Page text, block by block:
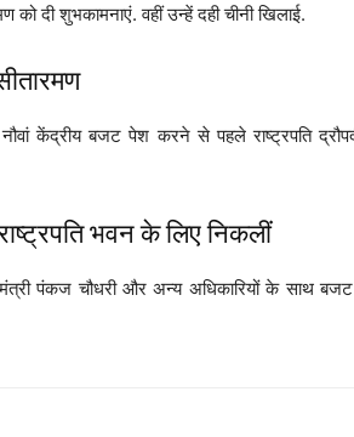
को दी शुभकामनाएं. वहीं उन्हें दही चीनी खिलाई.
नौवां केंद्रीय बजट पेश करने से पहले राष्ट्रपति
राष्ट्रपति भवन के लिए निकलीं
मंत्री पंकज चौधरी और अन्य अधिकारियों के साथ